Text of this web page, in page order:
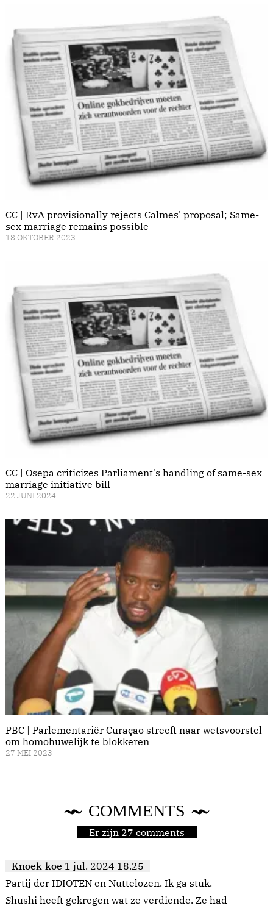
CC | RvA provisionally rejects Calmes' proposal; Same-
sex marriage remains possible
18 OKTOBER 2023
CC | Osepa criticizes Parliament's handling of same-sex
marriage initiative bill
22 JUNI 2024
PBC | Parlementariër Curaçao streeft naar wetsvoorstel
om homohuwelijk te blokkeren
27 MEI 2023
COMMENTS
Er zijn 27 comments
Knoek-koe 1 jul. 2024 18.25
Partij der IDIOTEN en Nuttelozen. Ik ga stuk.
Shushi heeft gekregen wat ze verdiende. Ze had